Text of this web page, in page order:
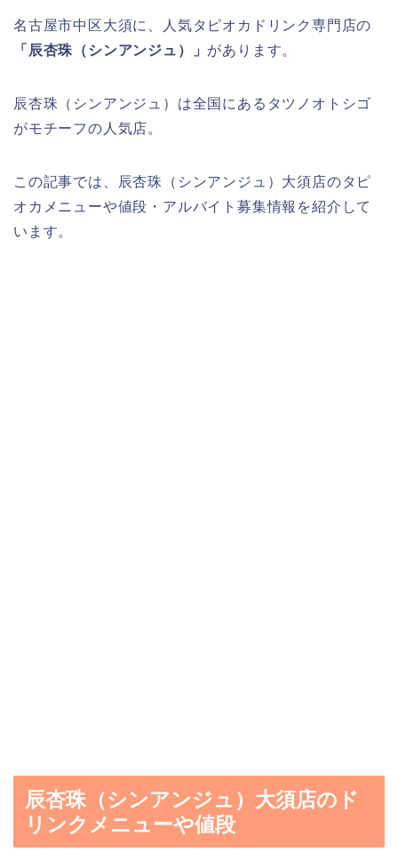
名古屋市中区大須に、人気タピオカドリンク専門店の
「辰杏珠（シンアンジュ）」 があります。
辰杏珠（シンアンジュ）は全国にあるタツノオトシゴ
がモチーフの人気店。
この記事では、辰杏珠（シンアンジュ）大須店のタピ
オカメニューや値段・アルバイト募集情報を紹介して
います。
辰杏珠（シンアンジュ）大須店のド
リンクメニューや値段